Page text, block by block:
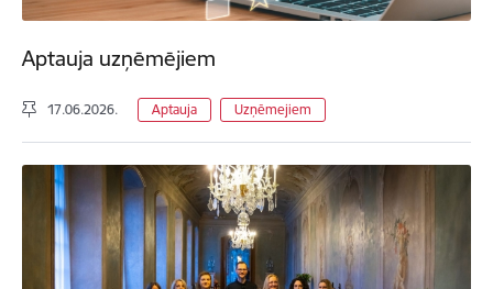
Aptauja uzņēmējiem
17.06.2026. Aptauja Uzņēmejiem